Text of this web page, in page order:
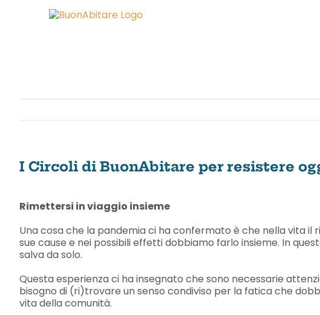
I Circoli di BuonAbitare per resistere
immagine
Rimettersi in viaggio insieme
Una cosa che la pandemia ci ha confermato è che nella vita
sue cause e nei possibili effetti dobbiamo farlo insieme. In
salva da solo.
Questa esperienza ci ha insegnato che sono necessarie
bisogno di (ri)trovare un senso condiviso per la fatica che
vita della comunità.